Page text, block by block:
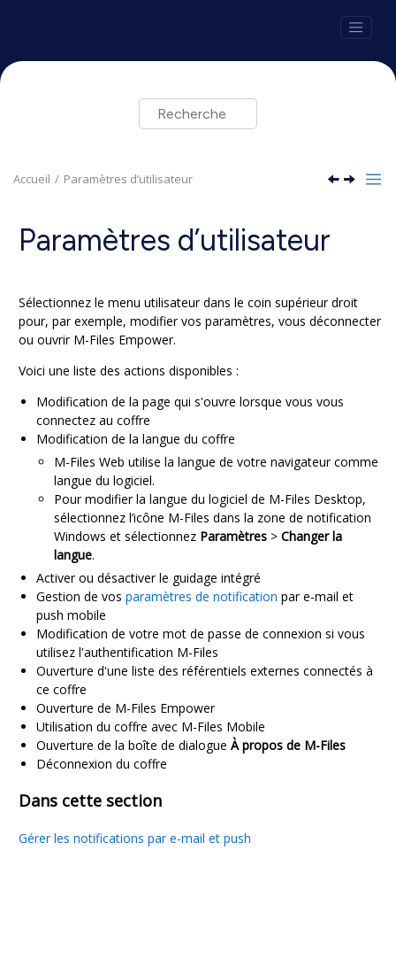
Accueil Paramètres d’utilisateur
Paramètres d’utilisateur
Sélectionnez le menu utilisateur dans le coin supérieur droit
pour, par exemple, modifier vos paramètres, vous déconnecter
ou ouvrir M-Files Empower.
Voici une liste des actions disponibles :
Modification de la page qui s'ouvre lorsque vous vous
connectez au coffre
Modification de la langue du coffre
M-Files Web utilise la langue de votre navigateur comme
langue du logiciel.
Pour modifier la langue du logiciel de M-Files Desktop,
sélectionnez l’icône M-Files dans la zone de notification
Windows et sélectionnez Paramètres > Changer la
langue.
Activer ou désactiver le guidage intégré
Gestion de vos paramètres de notification par e-mail et
push mobile
Modification de votre mot de passe de connexion si vous
utilisez l'authentification M-Files
Ouverture d'une liste des référentiels externes connectés à
ce coffre
Ouverture de M-Files Empower
Utilisation du coffre avec M-Files Mobile
Ouverture de la boîte de dialogue À propos de M-Files
Déconnexion du coffre
Dans cette section
Gérer les notifications par e-mail et push